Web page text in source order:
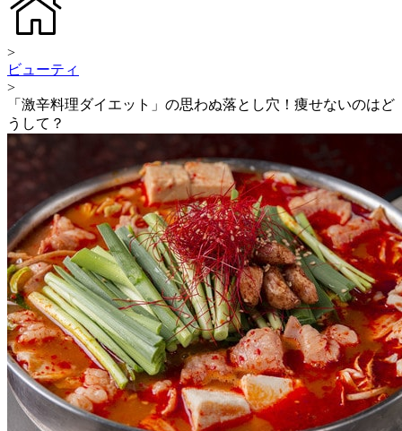
>
ビューティ
>
「激辛料理ダイエット」の思わぬ落とし穴！痩せないのはど
うして？